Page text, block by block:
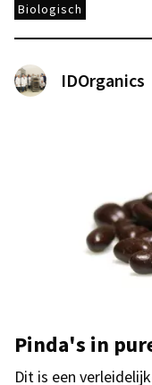
Biologisch
IDOrganics
Pinda's in
Dit is een